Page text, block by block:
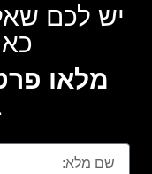
יש לכם
מלאו